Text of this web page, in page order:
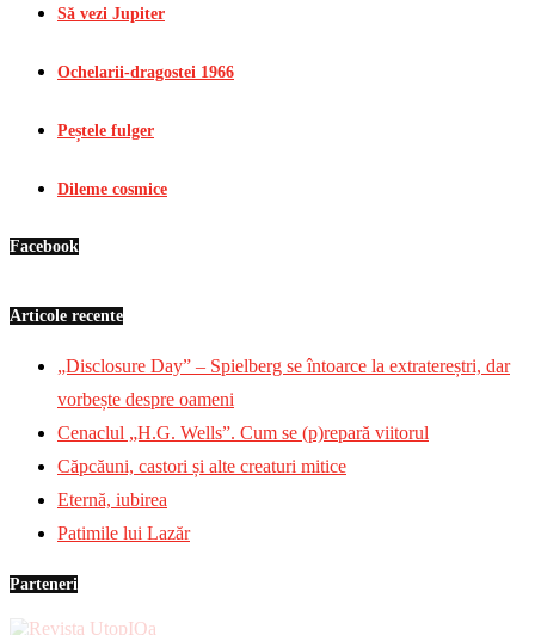
Să vezi Jupiter
Ochelarii-dragostei 1966
Peștele fulger
Dileme cosmice
Facebook
Articole recente
„Disclosure Day” – Spielberg se întoarce la extratereștri, dar
vorbește despre oameni
Cenaclul „H.G. Wells”. Cum se (p)repară viitorul
Căpcăuni, castori și alte creaturi mitice
Eternă, iubirea
Patimile lui Lazăr
Parteneri